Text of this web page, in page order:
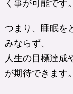
く事が可能です。
つまり、睡眠を
みならず、
人生の目標達成
が期待できます。